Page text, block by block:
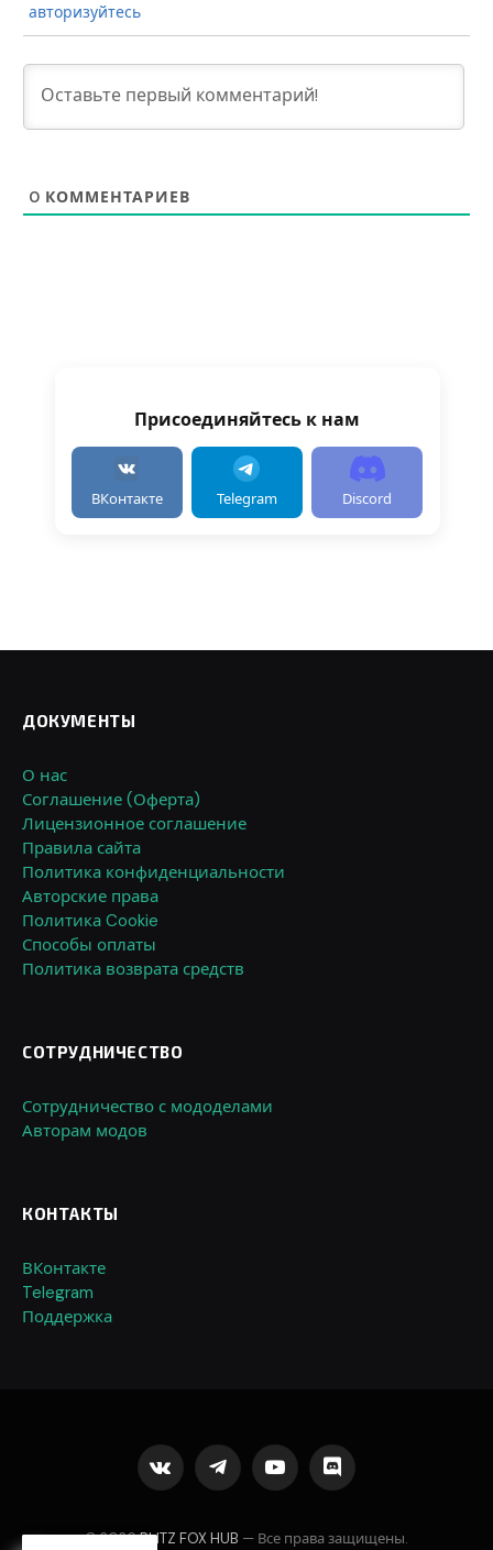
авторизуйтесь
0 КОММЕНТАРИЕВ
Присоединяйтесь к нам
ВКонтакте Telegram Discord
ДОКУМЕНТЫ
О нас
Соглашение (Оферта)
Лицензионное соглашение
Правила сайта
Политика конфиденциальности
Авторские права
Политика Cookie
Способы оплаты
Политика возврата средств
СОТРУДНИЧЕСТВО
Сотрудничество с мододелами
Авторам модов
КОНТАКТЫ
ВКонтакте
Telegram
Поддержка
VKontakteTelegramYouTubeDiscord
© 2026BLITZ FOX HUB — Все права защищены.